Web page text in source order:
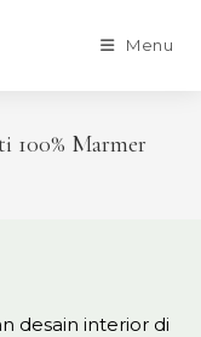
Menu
100% Marmer
desain interior di